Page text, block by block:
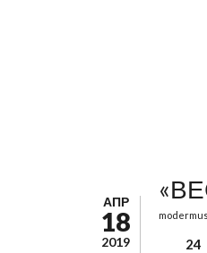
АПР
18
2019 24